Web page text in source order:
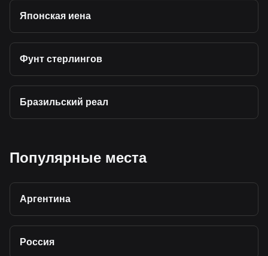
Японская иена
Фунт стерлингов
Бразильский реал
Популярные места
Аргентина
Россия